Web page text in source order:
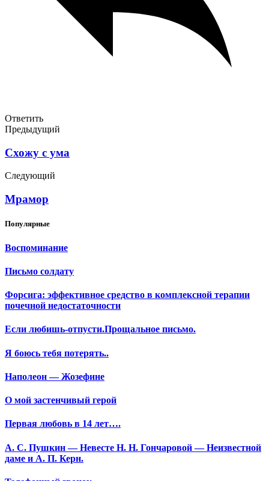
Ответить
Предыдущий
Схожу с ума
Следующий
Мрамор
Популярные
Воспоминание
Письмо солдату
Форсига: эффективное средство в комплексной терапии
почечной недостаточности
Если любишь-отпусти.Прощальное письмо.
Я боюсь тебя потерять..
Наполеон — Жозефине
О мой застенчивый герой
Первая любовь в 14 лет….
А. С. Пушкин — Невесте Н. Н. Гончаровой — Неизвестной
даме и А. П. Керн.